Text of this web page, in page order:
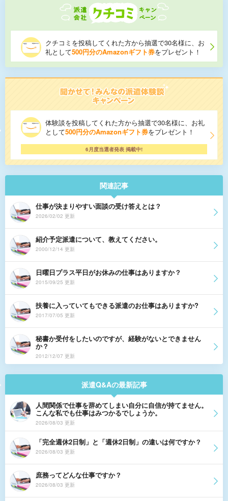
クチコミを投稿してくれた方から抽選で30名様に、お
礼として500円分のAmazonギフト券をプレゼント！
体験談を投稿してくれた方から抽選で30名様に、お礼
として500円分のAmazonギフト券をプレゼント！
6月度当選者発表 掲載中!
関連記事
仕事が決まりやすい面談の受け答えとは？
2026/02/02 更新
紹介予定派遣について、教えてください。
2000/12/14 更新
日曜日プラス平日がお休みの仕事はありますか？
2015/09/25 更新
扶養に入っていてもできる派遣のお仕事はありますか?
2017/07/05 更新
秘書か受付をしたいのですが、経験がないとできません
か？
2012/12/07 更新
派遣Q&Aの最新記事
人間関係で仕事を辞めてしまい自分に自信が持てません。
こんな私でも仕事はみつかるでしょうか。
2026/08/03 更新
「完全週休2日制」と「週休2日制」の違いは何ですか？
2026/08/03 更新
庶務ってどんな仕事ですか？
2026/08/03 更新